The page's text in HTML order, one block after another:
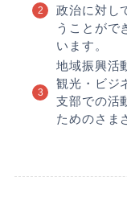
政治に対し
うことがで
います。
地域振興活
観光・ビジ
支部での活
ためのさま